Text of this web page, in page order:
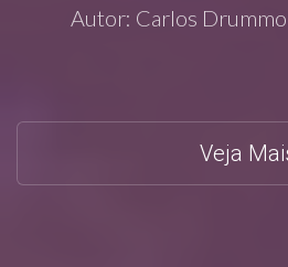
Autor: Carlos
Veja